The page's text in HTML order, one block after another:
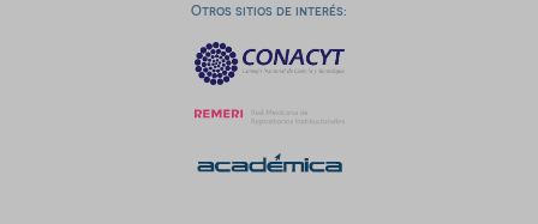
Otros sitios de interés: